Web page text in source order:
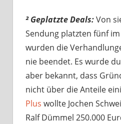
² Geplatzte Deals:Von
Sendung platzten fünf
wurden die
nie beendet. Es wurde
aber bekannt, dass
nicht über die Anteile
Plus wollte Jochen
Ralf Dümmel 250.000